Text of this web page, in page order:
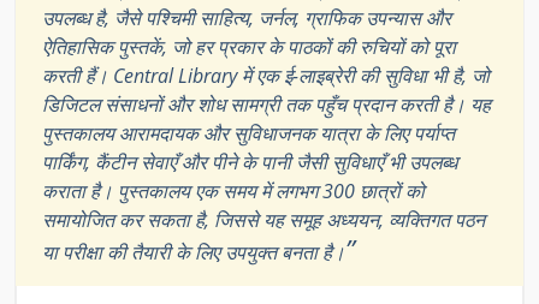
उपलब्ध है, जैसे पश्चिमी साहित्य, जर्नल, ग्राफिक उपन्यास और
ऐतिहासिक पुस्तकें, जो हर प्रकार के पाठकों की रुचियों को पूरा
करती हैं। Central Library में एक ई-लाइब्रेरी की सुविधा भी है, जो
डिजिटल संसाधनों और शोध सामग्री तक पहुँच प्रदान करती है। यह
पुस्तकालय आरामदायक और सुविधाजनक यात्रा के लिए पर्याप्त
पार्किंग, कैंटीन सेवाएँ और पीने के पानी जैसी सुविधाएँ भी उपलब्ध
कराता है। पुस्तकालय एक समय में लगभग 300 छात्रों को
समायोजित कर सकता है, जिससे यह समूह अध्ययन, व्यक्तिगत पठन
या परीक्षा की तैयारी के लिए उपयुक्त बनता है।”